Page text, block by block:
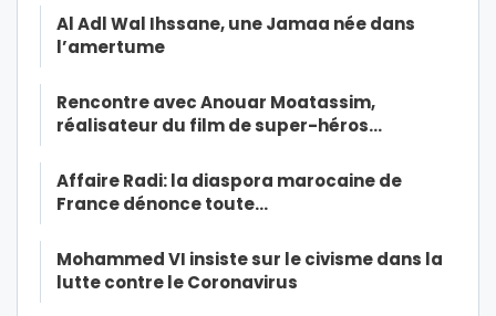
Al Adl Wal Ihssane, une Jamaa née dans
l’amertume
Rencontre avec Anouar Moatassim,
réalisateur du film de super-héros…
Affaire Radi: la diaspora marocaine de
France dénonce toute…
Mohammed VI insiste sur le civisme dans la
lutte contre le Coronavirus